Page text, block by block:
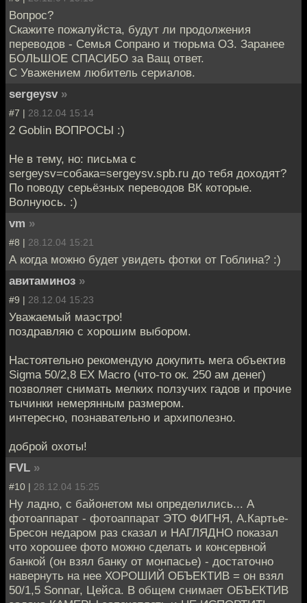
Вопрос?
Скажите пожалуйста, будут ли продолжения
переводов - Семья Сопрано и тюрьма ОЗ. Заранее
БОЛЬШОЕ СПАСИБО за Ващ ответ.
С Уважением любитель сериалов.
sergeysv »
#7 | 28.12.04 15:14
2 Goblin ВОПРОСЫ :)
Не в тему, но: письма с
sergeysv=собака=sergeysv.spb.ru до тебя доходят?
По поводу серьёзных переводов ВК которые.
Волнуюсь. :)
vm »
#8 | 28.12.04 15:21
А когда можно будет увидеть фотки от Гоблина? :)
авитаминоз »
#9 | 28.12.04 15:23
Уважаемый маэстро!
поздравляю с хорошим выбором.
Настоятельно рекомендую докупить мега объектив
Sigma 50/2,8 EX Macro (что-то ок. 250 ам денег)
позволяет снимать мелких ползучих гадов и прочие
тычинки немерянным размером.
интересно, познавательно и архиполезно.
доброй охоты!
FVL »
#10 | 28.12.04 15:25
Ну ладно, с байонетом мы определились... А
фотоаппарат - фотоаппарат ЭТО ФИГНЯ, А.Картье-
Бресон недаром раз сказал и НАГЛЯДНО показал
что хорошее фото можно сделать и консервной
банкой (он взял банку от монпасье) - достаточно
навернуть на нее ХОРОШИЙ ОБЪЕКТИВ = он взял
50/1,5 Sonnar, Цейса. В общем снимает ОБЪЕКТИВ